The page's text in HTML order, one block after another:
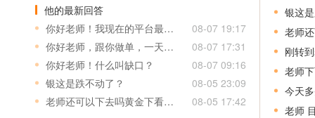
他的最新回答
你好老师！我现在的平台最少下0.1，我的本金只有500刀止损大约5个点，本金和止损都小平台下得有点大我该怎跟你操作？谢谢你
08-07 19:17
你好老师，跟你做单，一天有多少单，谢谢！
08-07 17:31
你好老师！什么叫缺口？
08-07 09:16
银这是跌不动了？
08-05 23:09
老师还可以下去吗黄金下看多少
08-05 17:42
银这
老师
刚转
老师
今天
老师